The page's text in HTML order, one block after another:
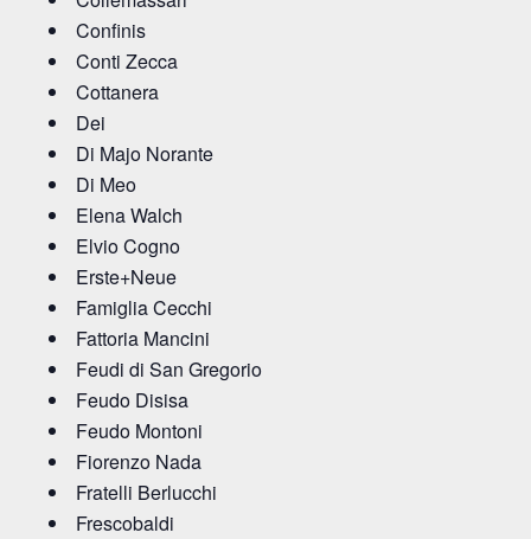
Confinis
Conti Zecca
Cottanera
Dei
Di Majo Norante
Di Meo
Elena Walch
Elvio Cogno
Erste+Neue
Famiglia Cecchi
Fattoria Mancini
Feudi di San Gregorio
Feudo Disisa
Feudo Montoni
Fiorenzo Nada
Fratelli Berlucchi
Frescobaldi